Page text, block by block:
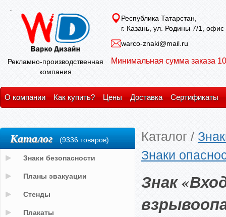
Рекламно-производственная
компания
Республика Татарстан,
г. Казань, ул. Родины 7/1, офис
warco-znaki@mail.ru
Минимальная сумма заказа
О компании Как купить? Цены Доставка Сертификаты
Каталог /
Знаки
Знак
Каталог (9336 товаров)
Знаки безопасности
Планы эвакуации
Стенды
Плакаты